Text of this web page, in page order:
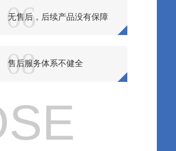
06
无售后，后续产品没有保障
08
售后服务体系不健全